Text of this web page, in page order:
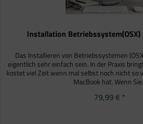
Installation Betriebssystem(OSX)
Das Installieren von Betriebssystemen
eigentlich sehr einfach sein. In der Praxis
kostet viel Zeit wenn mal selbst noch nicht so
MacBook hat. Wenn
79,99 € *